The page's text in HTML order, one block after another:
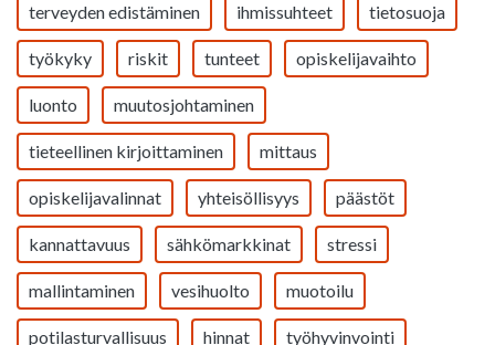
terveyden edistäminen ihmissuhteet tietosuoja
työkyky riskit tunteet opiskelijavaihto
luonto muutosjohtaminen
tieteellinen kirjoittaminen mittaus
opiskelijavalinnat yhteisöllisyys päästöt
kannattavuus sähkömarkkinat stressi
mallintaminen vesihuolto muotoilu
potilasturvallisuus hinnat työhyvinvointi